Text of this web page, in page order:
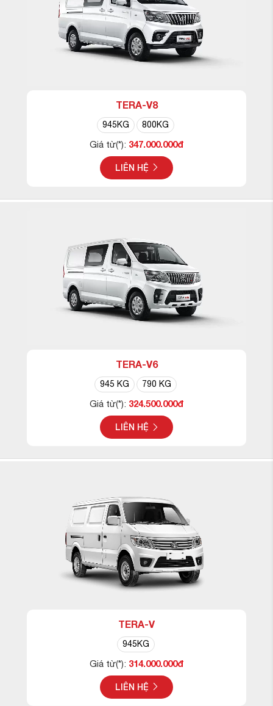
TERA-V8
945KG 800KG
Giá từ(*): 347.000.000đ
LIÊN HỆ
TERA-V6
945 KG 790 KG
Giá từ(*): 324.500.000đ
LIÊN HỆ
TERA-V
945KG
Giá từ(*): 314.000.000đ
LIÊN HỆ